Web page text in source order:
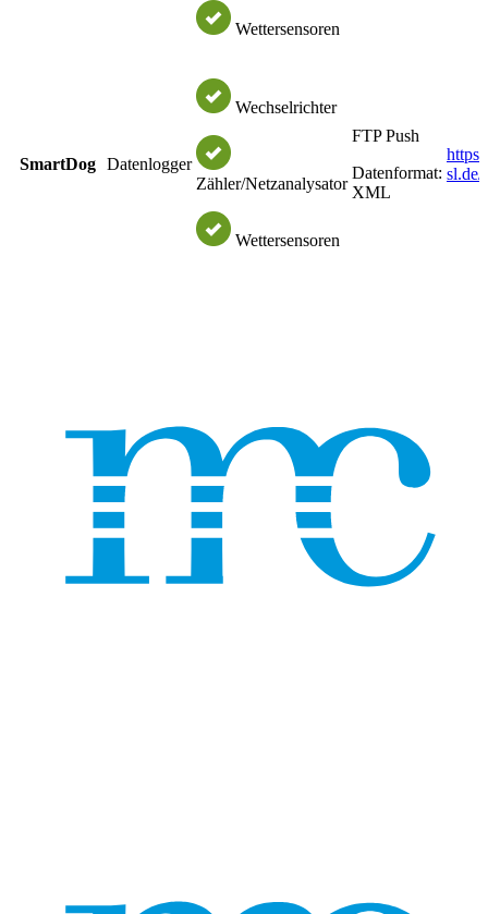
Wettersensoren
SmartDog Datenlogger
Wechselrichter
Zähler/Netzanalysator
Wettersensoren
FTP Push
Datenformat:
XML
sl.de/